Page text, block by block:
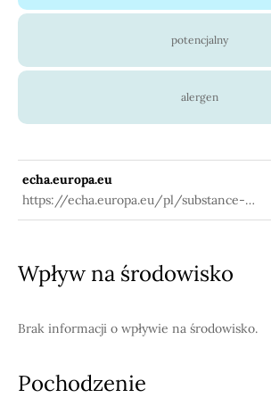
potencjalny
alergen
echa.europa.eu
https://echa.europa.eu/pl/substance-
information/-/substanceinfo/100.065.123
Wpływ na środowisko
Brak informacji o wpływie na środowisko.
Pochodzenie